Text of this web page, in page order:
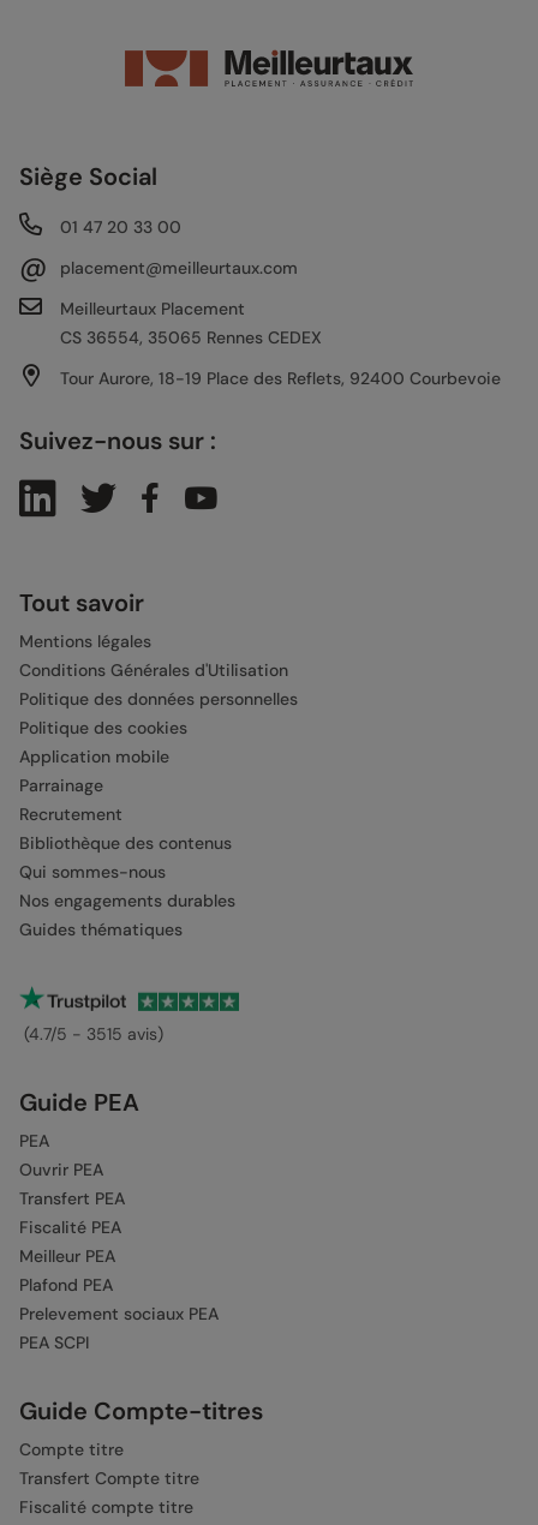
Siège Social
01 47 20 33 00
@
placement@meilleurtaux.com
Meilleurtaux Placement
CS 36554, 35065 Rennes CEDEX
Tour Aurore, 18-19 Place des Reflets, 92400 Courbevoie
Suivez-nous sur :
Tout savoir
Mentions légales
Conditions Générales d'Utilisation
Politique des données personnelles
Politique des cookies
Application mobile
Parrainage
Recrutement
Bibliothèque des contenus
Qui sommes-nous
Nos engagements durables
Guides thématiques
(4.7/5 - 3515 avis)
Guide PEA
PEA
Ouvrir PEA
Transfert PEA
Fiscalité PEA
Meilleur PEA
Plafond PEA
Prelevement sociaux PEA
PEA SCPI
Guide Compte-titres
Compte titre
Transfert Compte titre
Fiscalité compte titre